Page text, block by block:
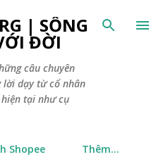
nội dung chính
| SỐNG
ĐỜI
câu chuyên
lời dạy từ cổ nhân
tại như cụ
Shopee Thêm…